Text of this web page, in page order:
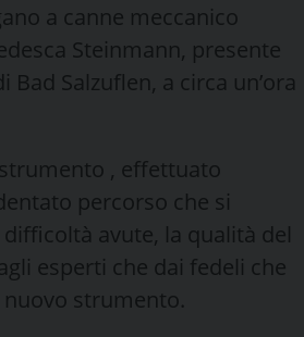
a canne meccanico
Steinmann, presente
Salzuflen, a circa un’ora
, effettuato
percorso che si
avute, la qualità del
esperti che dai fedeli che
strumento.